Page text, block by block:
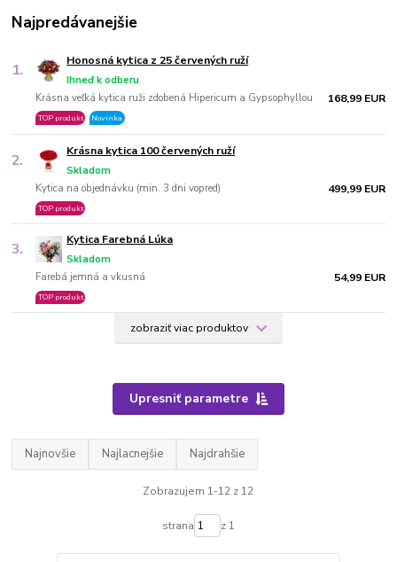
Najpredávanejšie
1. Honosná kytica z 25 červených ruží
Krásna veľká kytica ruži zdobená Hipericum a Gypsophyllou
Ihneď k odberu
TOP produkt Novinka
168,99 EUR
2. Krásna kytica 100 červených ruží
Kytica na objednávku (min. 3 dni vopred)
Skladom
TOP produkt
499,99 EUR
3. Kytica Farebná Lúka
Farebá jemná a vkusná
Skladom
TOP produkt
54,99 EUR
zobraziť viac produktov
Upresniť parametre
Najnovšie Najlacnejšie Najdrahšie
Zobrazujem 1-12 z 12
strana z 1